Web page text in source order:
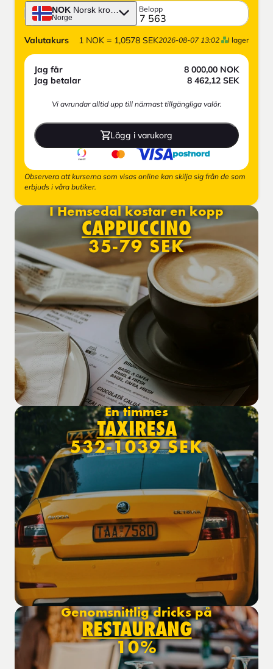
NOK Norsk krona
Norge
Belopp
Valutakurs 1 NOK = 1,0578 SEK2026-08-07 13:02 I lager
Jag får 8 000,00 NOK
Jag betalar
8 462,12 SEK
Vi avrundar alltid upp till närmast tillgängliga valör.
Lägg i varukorg
Observera att kurserna som visas online kan skilja sig från de som
erbjuds i våra butiker.
I Hemsedal kostar en kopp
CAPPUCCINO
35-79 SEK
En timmes
TAXIRESA
532-1039 SEK
Genomsnittlig dricks på
RESTAURANG
10%